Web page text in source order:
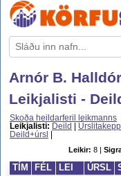
Arnór B.
Leikjalisti -
Skoða heildarferil leikmanns
Leikjalisti: Deild
Deild+úrsl
Leikir: 8 |
TÍM FÉL LEI ÚRSL